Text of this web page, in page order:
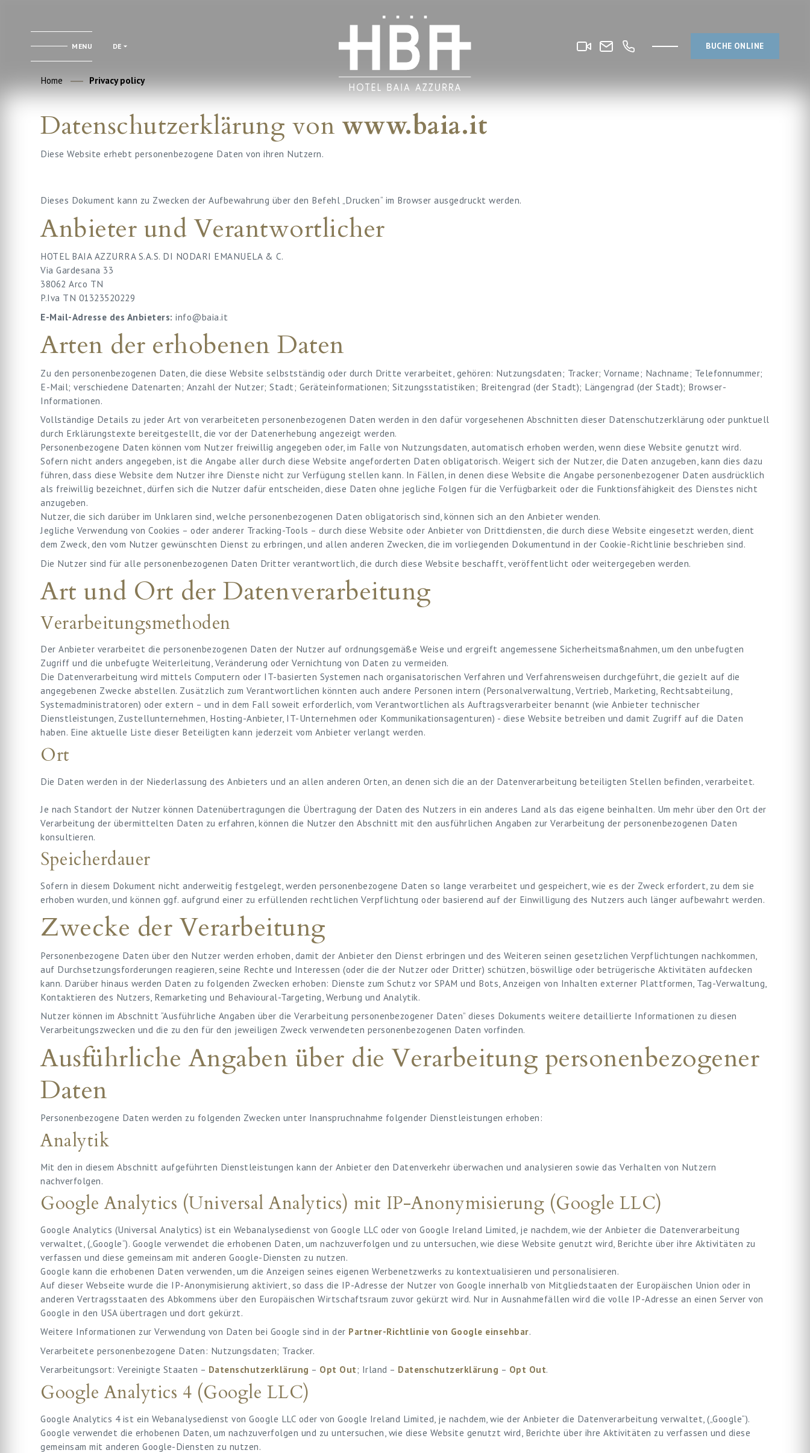
MENU DE BUCHE ONLINE
Home Privacy policy
Datenschutzerklärung vonwww.baia.it
Diese Website erhebt personenbezogene Daten von ihren Nutzern.
Dieses Dokument kann zu Zwecken der Aufbewahrung über den Befehl „Drucken“ im Browser ausgedruckt werden.
Anbieter und Verantwortlicher
HOTEL BAIA AZZURRA S.A.S. DI NODARI EMANUELA & C.
Via Gardesana 33
38062 Arco TN
P.Iva TN 01323520229
E-Mail-Adresse des Anbieters: info@baia.it
Arten der erhobenen Daten
Zu den personenbezogenen Daten, die diese Website selbstständig oder durch Dritte verarbeitet, gehören: Nutzungsdaten; Tracker; Vorname; Nachname; Telefonnummer;
E-Mail; verschiedene Datenarten; Anzahl der Nutzer; Stadt; Geräteinformationen; Sitzungsstatistiken; Breitengrad (der Stadt); Längengrad (der Stadt); Browser-
Informationen.
Vollständige Details zu jeder Art von verarbeiteten personenbezogenen Daten werden in den dafür vorgesehenen Abschnitten dieser Datenschutzerklärung oder punktuell
durch Erklärungstexte bereitgestellt, die vor der Datenerhebung angezeigt werden.
Personenbezogene Daten können vom Nutzer freiwillig angegeben oder, im Falle von Nutzungsdaten, automatisch erhoben werden, wenn diese Website genutzt wird.
Sofern nicht anders angegeben, ist die Angabe aller durch diese Website angeforderten Daten obligatorisch. Weigert sich der Nutzer, die Daten anzugeben, kann dies dazu
führen, dass diese Website dem Nutzer ihre Dienste nicht zur Verfügung stellen kann. In Fällen, in denen diese Website die Angabe personenbezogener Daten ausdrücklich
als freiwillig bezeichnet, dürfen sich die Nutzer dafür entscheiden, diese Daten ohne jegliche Folgen für die Verfügbarkeit oder die Funktionsfähigkeit des Dienstes nicht
anzugeben.
Nutzer, die sich darüber im Unklaren sind, welche personenbezogenen Daten obligatorisch sind, können sich an den Anbieter wenden.
Jegliche Verwendung von Cookies – oder anderer Tracking-Tools – durch diese Website oder Anbieter von Drittdiensten, die durch diese Website eingesetzt werden, dient
dem Zweck, den vom Nutzer gewünschten Dienst zu erbringen, und allen anderen Zwecken, die im vorliegenden Dokumentund in der Cookie-Richtlinie beschrieben sind.
Die Nutzer sind für alle personenbezogenen Daten Dritter verantwortlich, die durch diese Website beschafft, veröffentlicht oder weitergegeben werden.
Art und Ort der Datenverarbeitung
Verarbeitungsmethoden
Der Anbieter verarbeitet die personenbezogenen Daten der Nutzer auf ordnungsgemäße Weise und ergreift angemessene Sicherheitsmaßnahmen, um den unbefugten
Zugriff und die unbefugte Weiterleitung, Veränderung oder Vernichtung von Daten zu vermeiden.
Die Datenverarbeitung wird mittels Computern oder IT-basierten Systemen nach organisatorischen Verfahren und Verfahrensweisen durchgeführt, die gezielt auf die
angegebenen Zwecke abstellen. Zusätzlich zum Verantwortlichen könnten auch andere Personen intern (Personalverwaltung, Vertrieb, Marketing, Rechtsabteilung,
Systemadministratoren) oder extern – und in dem Fall soweit erforderlich, vom Verantwortlichen als Auftragsverarbeiter benannt (wie Anbieter technischer
Dienstleistungen, Zustellunternehmen, Hosting-Anbieter, IT-Unternehmen oder Kommunikationsagenturen) - diese Website betreiben und damit Zugriff auf die Daten
haben. Eine aktuelle Liste dieser Beteiligten kann jederzeit vom Anbieter verlangt werden.
Ort
Die Daten werden in der Niederlassung des Anbieters und an allen anderen Orten, an denen sich die an der Datenverarbeitung beteiligten Stellen befinden, verarbeitet.
Je nach Standort der Nutzer können Datenübertragungen die Übertragung der Daten des Nutzers in ein anderes Land als das eigene beinhalten. Um mehr über den Ort der
Verarbeitung der übermittelten Daten zu erfahren, können die Nutzer den Abschnitt mit den ausführlichen Angaben zur Verarbeitung der personenbezogenen Daten
konsultieren.
Speicherdauer
Sofern in diesem Dokument nicht anderweitig festgelegt, werden personenbezogene Daten so lange verarbeitet und gespeichert, wie es der Zweck erfordert, zu dem sie
erhoben wurden, und können ggf. aufgrund einer zu erfüllenden rechtlichen Verpflichtung oder basierend auf der Einwilligung des Nutzers auch länger aufbewahrt werden.
Zwecke der Verarbeitung
Personenbezogene Daten über den Nutzer werden erhoben, damit der Anbieter den Dienst erbringen und des Weiteren seinen gesetzlichen Verpflichtungen nachkommen,
auf Durchsetzungsforderungen reagieren, seine Rechte und Interessen (oder die der Nutzer oder Dritter) schützen, böswillige oder betrügerische Aktivitäten aufdecken
kann. Darüber hinaus werden Daten zu folgenden Zwecken erhoben: Dienste zum Schutz vor SPAM und Bots, Anzeigen von Inhalten externer Plattformen, Tag-Verwaltung,
Kontaktieren des Nutzers, Remarketing und Behavioural-Targeting, Werbung und Analytik.
Nutzer können im Abschnitt “Ausführliche Angaben über die Verarbeitung personenbezogener Daten” dieses Dokuments weitere detaillierte Informationen zu diesen
Verarbeitungszwecken und die zu den für den jeweiligen Zweck verwendeten personenbezogenen Daten vorfinden.
Ausführliche Angaben über die Verarbeitung personenbezogener
Daten
Personenbezogene Daten werden zu folgenden Zwecken unter Inanspruchnahme folgender Dienstleistungen erhoben:
Analytik
Mit den in diesem Abschnitt aufgeführten Dienstleistungen kann der Anbieter den Datenverkehr überwachen und analysieren sowie das Verhalten von Nutzern
nachverfolgen.
Google Analytics (Universal Analytics) mit IP-Anonymisierung (Google LLC)
Google Analytics (Universal Analytics) ist ein Webanalysedienst von Google LLC oder von Google Ireland Limited, je nachdem, wie der Anbieter die Datenverarbeitung
verwaltet, („Google“). Google verwendet die erhobenen Daten, um nachzuverfolgen und zu untersuchen, wie diese Website genutzt wird, Berichte über ihre Aktivitäten zu
verfassen und diese gemeinsam mit anderen Google-Diensten zu nutzen.
Google kann die erhobenen Daten verwenden, um die Anzeigen seines eigenen Werbenetzwerks zu kontextualisieren und personalisieren.
Auf dieser Webseite wurde die IP-Anonymisierung aktiviert, so dass die IP-Adresse der Nutzer von Google innerhalb von Mitgliedstaaten der Europäischen Union oder in
anderen Vertragsstaaten des Abkommens über den Europäischen Wirtschaftsraum zuvor gekürzt wird. Nur in Ausnahmefällen wird die volle IP-Adresse an einen Server von
Google in den USA übertragen und dort gekürzt.
Weitere Informationen zur Verwendung von Daten bei Google sind in der Partner-Richtlinie von Google einsehbar.
Verarbeitete personenbezogene Daten: Nutzungsdaten; Tracker.
Verarbeitungsort: Vereinigte Staaten – Datenschutzerklärung – Opt Out; Irland – Datenschutzerklärung – Opt Out.
Google Analytics 4 (Google LLC)
Google Analytics 4 ist ein Webanalysedienst von Google LLC oder von Google Ireland Limited, je nachdem, wie der Anbieter die Datenverarbeitung verwaltet, („Google“).
Google verwendet die erhobenen Daten, um nachzuverfolgen und zu untersuchen, wie diese Website genutzt wird, Berichte über ihre Aktivitäten zu verfassen und diese
gemeinsam mit anderen Google-Diensten zu nutzen.